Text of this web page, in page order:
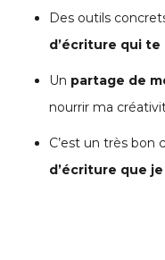
Des outils
d’écriture qui
Un partage de
nourrir ma
C’est un très bon
d’écriture que